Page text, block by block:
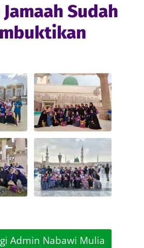
Sudah
Admin Nabawi Mulia